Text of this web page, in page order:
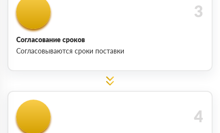
Согласование сроков
Согласовываются сроки поставки